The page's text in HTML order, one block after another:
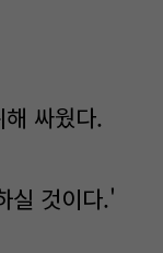
싸웠다.
실 것이다.'